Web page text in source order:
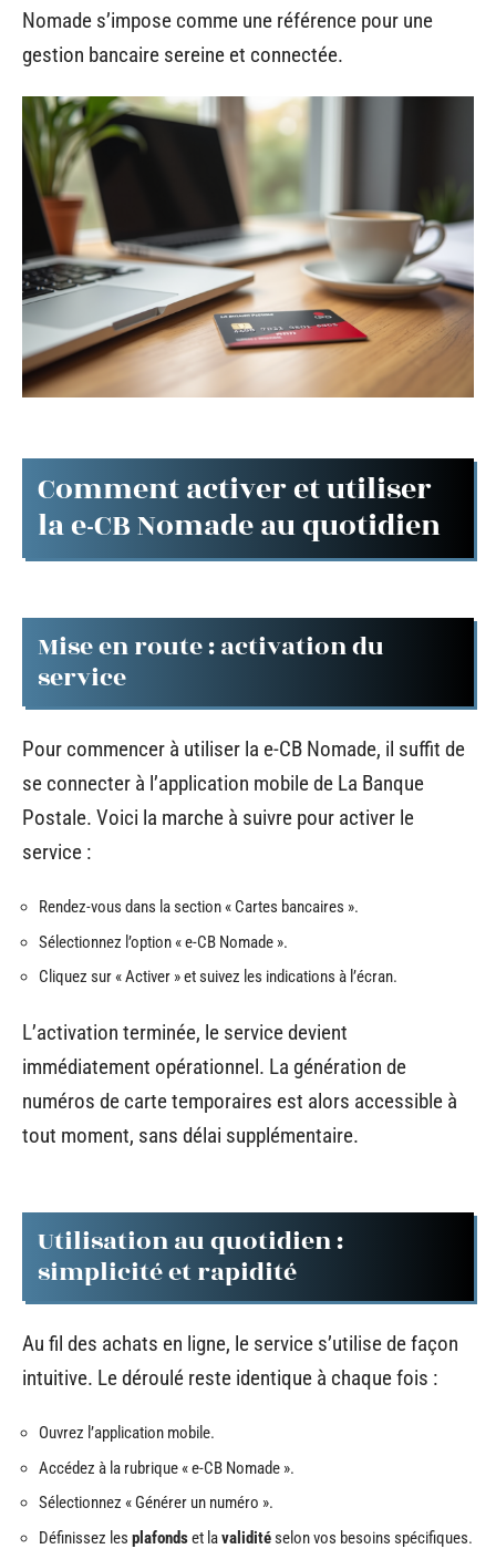
Nomade s’impose comme une référence pour une
gestion bancaire sereine et connectée.
Comment activer et utiliser
la e-CB Nomade au quotidien
Mise en route : activation du
service
Pour commencer à utiliser la e-CB Nomade, il suffit de
se connecter à l’application mobile de La Banque
Postale. Voici la marche à suivre pour activer le
service :
Rendez-vous dans la section « Cartes bancaires ».
Sélectionnez l’option « e-CB Nomade ».
Cliquez sur « Activer » et suivez les indications à l’écran.
L’activation terminée, le service devient
immédiatement opérationnel. La génération de
numéros de carte temporaires est alors accessible à
tout moment, sans délai supplémentaire.
Utilisation au quotidien :
simplicité et rapidité
Au fil des achats en ligne, le service s’utilise de façon
intuitive. Le déroulé reste identique à chaque fois :
Ouvrez l’application mobile.
Accédez à la rubrique « e-CB Nomade ».
Sélectionnez « Générer un numéro ».
Définissez les plafondset lavaliditéselon vos besoins spécifiques.